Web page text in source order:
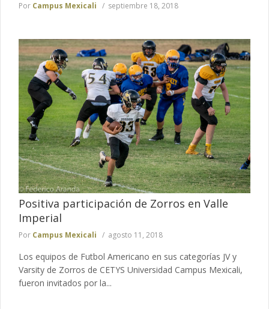
Por Campus Mexicali septiembre 18, 2018
Positiva participación de Zorros en Valle
Imperial
Por Campus Mexicali agosto 11, 2018
Los equipos de Futbol Americano en sus categorías JV y
Varsity de Zorros de CETYS Universidad Campus Mexicali,
fueron invitados por la...